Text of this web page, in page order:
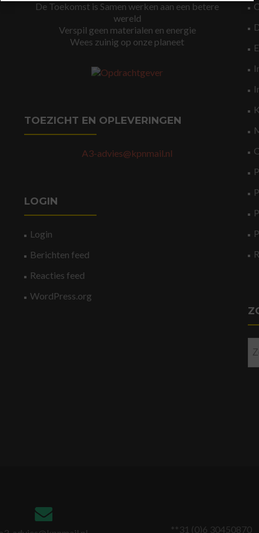
De Toekomst is Samen werken aan een betere
wereld
Verspil geen materialen en energie
Wees zuinig op onze planeet
TOEZICHT EN OPLEVERINGEN
A3-advies@kpnmail.nl
LOGIN
Login
Berichten feed
Reacties feed
WordPress.org
**31 (0)6 30450870